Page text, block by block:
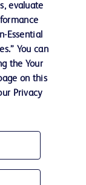
evaluate
Essential
You can
the Your
on this
Privacy